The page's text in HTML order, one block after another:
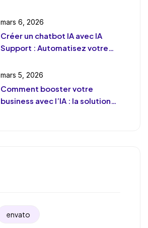
mars 6, 2026
Créer un chatbot IA avec IA
Support : Automatisez votre
déshumaniser)
mars 5, 2026
Comment booster votre
business avec l’IA : la solution
envato